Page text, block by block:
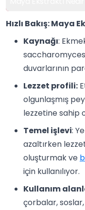
Hızlı Bakış: Maya
Kaynağı:
duvarlarının
Lezzet profili:
olgunlaşmış
lezzetine sahip
Temel işlevi:
azaltırken
oluşturmak ve
için kullanılıyor.
Kullanım
çorbalar,